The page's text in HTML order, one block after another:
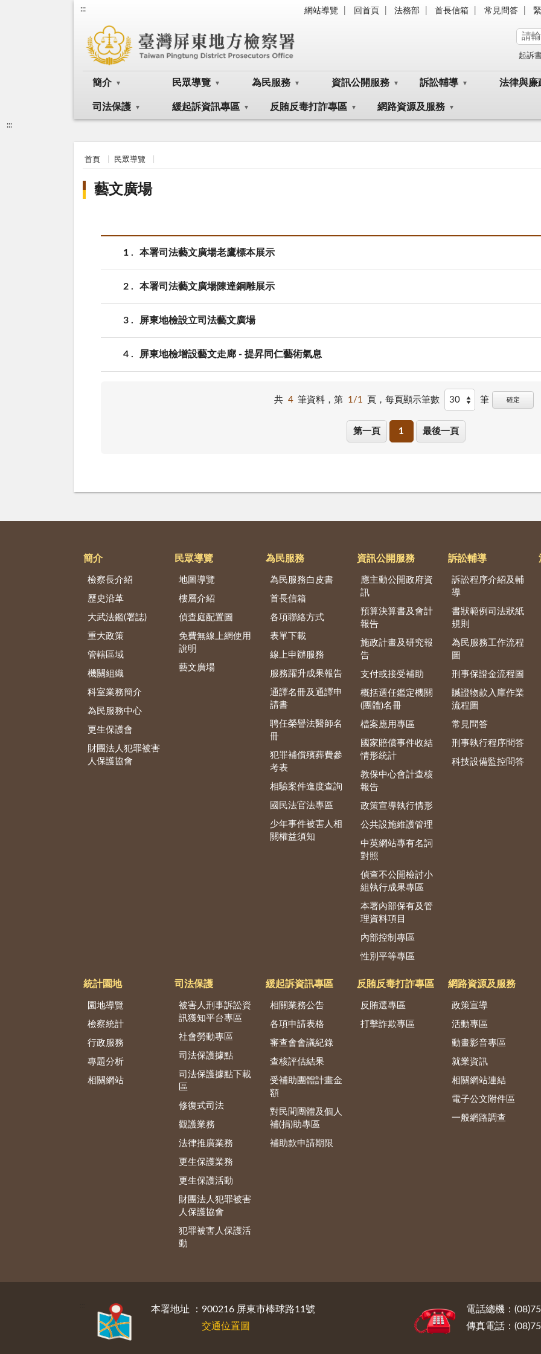
::: 網站導覽 回首頁 法務部 首長信箱 常見問答
起訴
簡介 民眾導覽 為民服務 資訊公開服務 訴訟輔導 法律與廉
司法保護 緩起訴資訊專區 反賄反毒打詐專區 網路資源及服務
:::
首頁 民眾導覽
藝文廣場
1 本署司法藝文廣場老鷹標本展示
2 本署司法藝文廣場陳達銅雕展示
3 屏東地檢設立司法藝文廣場
4 屏東地檢增設藝文走廊 - 提昇同仁藝術氣息
共 4 筆資料，第 1/1 頁，每頁顯示筆數 筆 確定
第一頁 1 最後一頁
簡介
檢察長介紹
歷史沿革
大武法鑑(署誌)
重大政策
管轄區域
機關組織
科室業務簡介
為民服務中心
更生保護會
財團法人犯罪被害
人保護協會
民眾導覽
地圖導覽
樓層介紹
偵查庭配置圖
免費無線上網使用
說明
藝文廣場
為民服務
為民服務白皮書
首長信箱
各項聯絡方式
表單下載
線上申辦服務
服務躍升成果報告
通譯名冊及通譯申
請書
聘任榮譽法醫師名
冊
犯罪補償殯葬費參
考表
相驗案件進度查詢
國民法官法專區
少年事件被害人相
關權益須知
資訊公開服務
應主動公開政府資
訊
預算決算書及會計
報告
施政計畫及研究報
告
支付或接受補助
概括選任鑑定機關
(團體)名冊
檔案應用專區
國家賠償事件收結
情形統計
教保中心會計查核
報告
政策宣導執行情形
公共設施維護管理
中英網站專有名詞
對照
偵查不公開檢討小
組執行成果專區
本署內部保有及管
理資料項目
內部控制專區
性別平等專區
訴訟輔導
訴訟程序介紹及輔
導
書狀範例司法狀紙
規則
為民服務工作流程
圖
刑事保證金流程圖
贓證物款入庫作業
流程圖
常見問答
刑事執行程序問答
科技設備監控問答
統計園地
園地導覽
檢察統計
行政服務
專題分析
相關網站
司法保護
被害人刑事訴訟資
訊獲知平台專區
社會勞動專區
司法保護據點
司法保護據點下載
區
修復式司法
觀護業務
法律推廣業務
更生保護業務
更生保護活動
財團法人犯罪被害
人保護協會
犯罪被害人保護活
動
緩起訴資訊專區
相關業務公告
各項申請表格
審查會會議紀錄
查核評估結果
受補助團體計畫金
額
對民間團體及個人
補(捐)助專區
補助款申請期限
反賄反毒打詐專區
反賄選專區
打擊詐欺專區
網路資源及服務
政策宣導
活動專區
動畫影音專區
就業資訊
相關網站連結
電子公文附件區
一般網路調查
本署地址 ：900216 屏東市棒球路11號
交通位置圖
電話總機：
傳真電話：